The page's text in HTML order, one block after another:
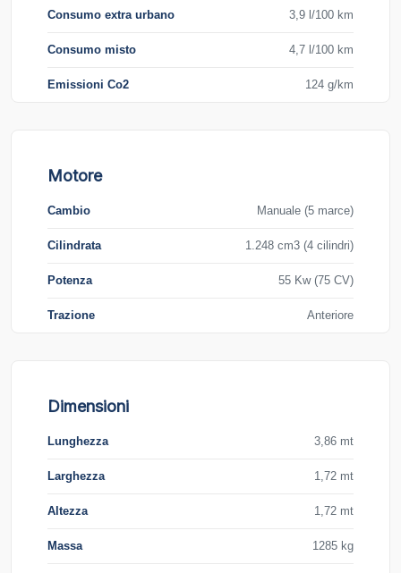
Consumo extra urbano 3,9 l/100 km
Consumo misto 4,7 l/100 km
Emissioni Co2 124 g/km
Motore
Cambio Manuale (5 marce)
Cilindrata 1.248 cm3 (4 cilindri)
Potenza 55 Kw (75 CV)
Trazione Anteriore
Dimensioni
Lunghezza 3,86 mt
Larghezza 1,72 mt
Altezza 1,72 mt
Massa 1285 kg